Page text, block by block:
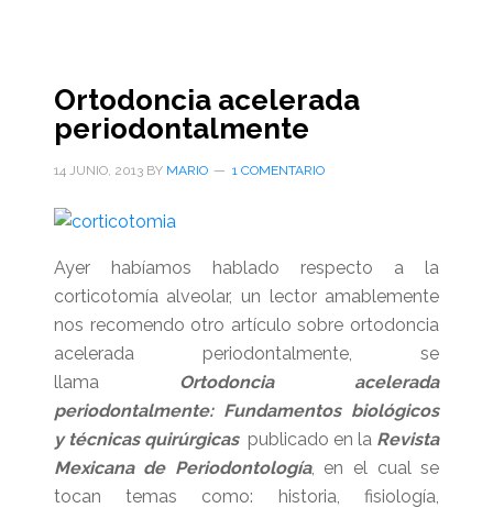
ortodoncia
inducida
por
Ortodoncia acelerada
periodontalmente
14 JUNIO, 2013BY MARIO 1 COMENTARIO
Ayer habíamos hablado respecto a la
corticotomía alveolar, un lector amablemente
nos recomendo otro artículo sobre ortodoncia
acelerada periodontalmente, se
llama Ortodoncia acelerada
periodontalmente: Fundamentos biológicos
y técnicas quirúrgicas publicado en la Revista
Mexicana de Periodontología, en el cual se
tocan temas como: historia, fisiología,